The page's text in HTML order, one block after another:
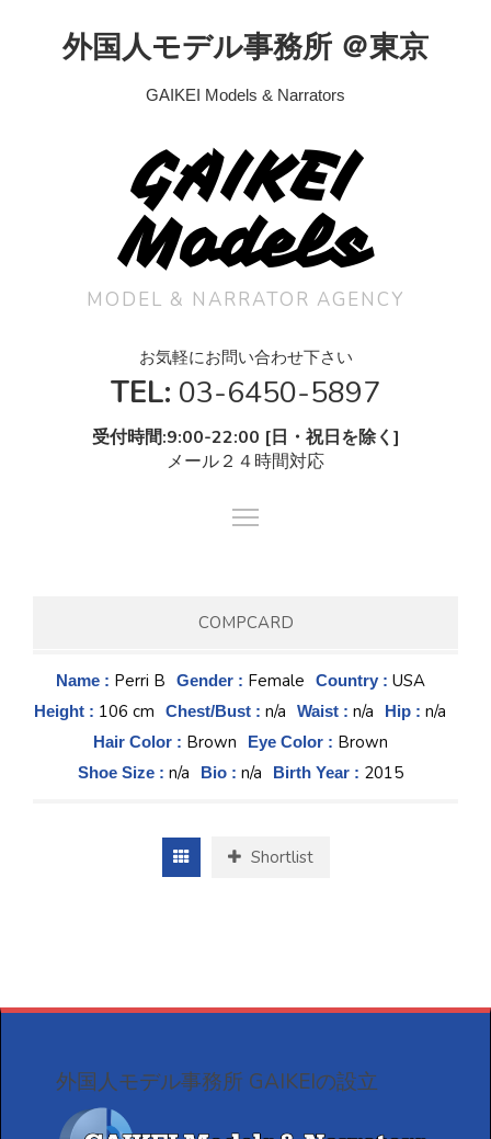
外国人モデル事務所 ＠東京
GAIKEI Models & Narrators
GAIKEI
Models
MODEL & NARRATOR AGENCY
お気軽にお問い合わせ下さい
TEL: 03-6450-5897
受付時間:9:00-22:00 [日・祝日を除く]
メール２４時間対応
COMPCARD
Name : Perri B Gender : Female Country : USA
Height : 106 cm Chest/Bust : n/a Waist : n/a Hip : n/a
Hair Color : Brown Eye Color : Brown
Shoe Size : n/a Bio : n/a Birth Year : 2015
Shortlist
外国人モデル事務所 GAIKEIの設立